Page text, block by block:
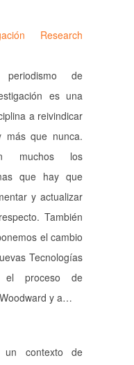
Research
de
es una
a reivindicar
más que nunca.
muchos los
que hay que
y actualizar
También
el cambio
Tecnologías
el proceso de
y a…
un contexto de